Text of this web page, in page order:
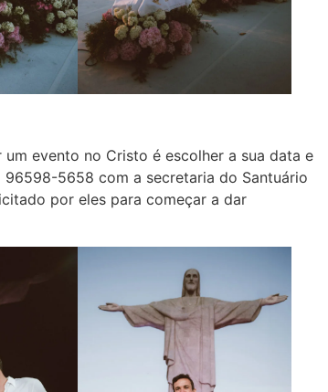
evento no Cristo é escolher a sua data e
5658 com a secretaria do Santuário
por eles para começar a dar